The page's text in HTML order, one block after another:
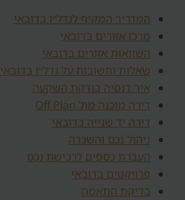
המדריך המקיף לנדל״ן בדובאי
מרכז אזורים בדובאי
השוואות אזורים בדובאי
שאלות ותשובות על נדל״ן בדובאי
איך דנסיה בודקת השקעה
דירה מוכנה מול Off Plan
דירה יד שנייה בדובאי
ניהול נכס והשכרה
העברת כספים לרכישת נכס
פרויקטים בדובאי
בדיקת התאמה